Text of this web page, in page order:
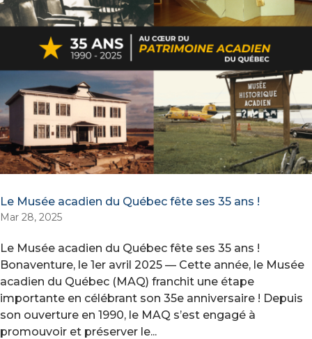
Le Musée acadien du Québec fête ses 35 ans !
Mar 28, 2025
Le Musée acadien du Québec fête ses 35 ans !
Bonaventure, le 1er avril 2025 — Cette année, le Musée
acadien du Québec (MAQ) franchit une étape
importante en célébrant son 35e anniversaire ! Depuis
son ouverture en 1990, le MAQ s’est engagé à
promouvoir et préserver le...